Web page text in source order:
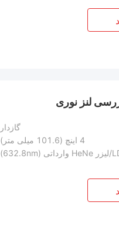
لنز نوری
گازدار
4 اینچ (101.6 میلی متر)